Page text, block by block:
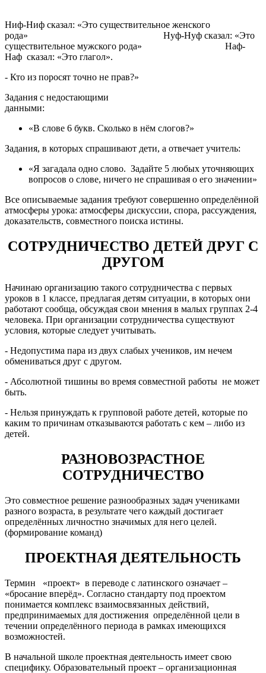
Ниф-Ниф сказал: «Это существительное женского
рода» Нуф-Нуф сказал: «Это
существительное мужского рода» Наф-
Наф сказал: «Это глагол».
- Кто из поросят точно не прав?»
Задания с недостающими
«В слове 6 букв. Сколько в нём слогов?»
Задания, в которых спрашивают дети, а отвечает учитель:
«Я загадала одно слово. Задайте 5 любых уточняющих
вопросов о слове, ничего не спрашивая о его значении»
Все описываемые задания требуют совершенно определённой
атмосферы урока: атмосферы дискуссии, спора, рассуждения,
доказательств, совместного поиска истины.
СОТРУДНИЧЕСТВО ДЕТЕЙ ДРУГ С
ДРУГОМ
Начинаю организацию такого сотрудничества с первых
уроков в 1 классе, предлагая детям ситуации, в которых они
работают сообща, обсуждая свои мнения в малых группах 2-4
человека. При организации сотрудничества существуют
условия, которые следует учитывать.
- Недопустима пара из двух слабых учеников, им нечем
обмениваться друг с другом.
- Абсолютной тишины во время совместной работы не может
быть.
- Нельзя принуждать к групповой работе детей, которые по
каким то причинам отказываются работать с кем – либо из
детей.
РАЗНОВОЗРАСТНОЕ
СОТРУДНИЧЕСТВО
Это совместное решение разнообразных задач учениками
разного возраста, в результате чего каждый достигает
определённых личностно значимых для него целей.
(формирование команд)
ПРОЕКТНАЯ ДЕЯТЕЛЬНОСТЬ
Термин «проект» в переводе с латинского означает –
«бросание вперёд». Согласно стандарту под проектом
понимается комплекс взаимосвязанных действий,
предпринимаемых для достижения определённой цели в
течении определённого периода в рамках имеющихся
возможностей.
В начальной школе проектная деятельность имеет свою
специфику. Образовательный проект – организационная